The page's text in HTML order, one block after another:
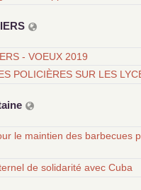
- VOEUX 2019
POLICIÈRES SUR LES
le maintien des barbecues
de solidarité avec Cuba